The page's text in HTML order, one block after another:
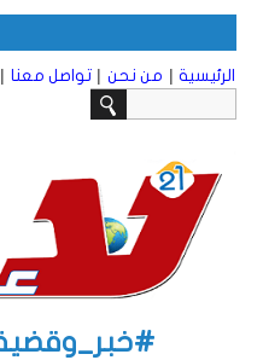
الرئيسية | من نحن | تواصل معنا |